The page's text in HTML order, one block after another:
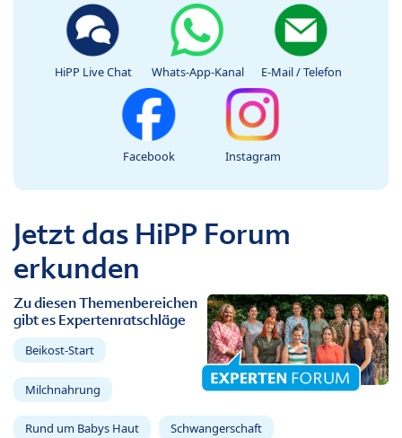
HiPP Live Chat Whats-App-Kanal E-Mail / Telefon
Facebook Instagram
Jetzt das HiPP Forum
erkunden
Zu diesen Themenbereichen
gibt es Expertenratschläge
Beikost-Start
Milchnahrung
Rund um Babys Haut Schwangerschaft